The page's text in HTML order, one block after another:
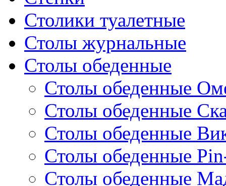
Столики туалетные
Столы журнальные
Столы обеденные
Столы обеденные
Столы обеденные
Столы обеденные
Столы обеденные
Столы обеденные